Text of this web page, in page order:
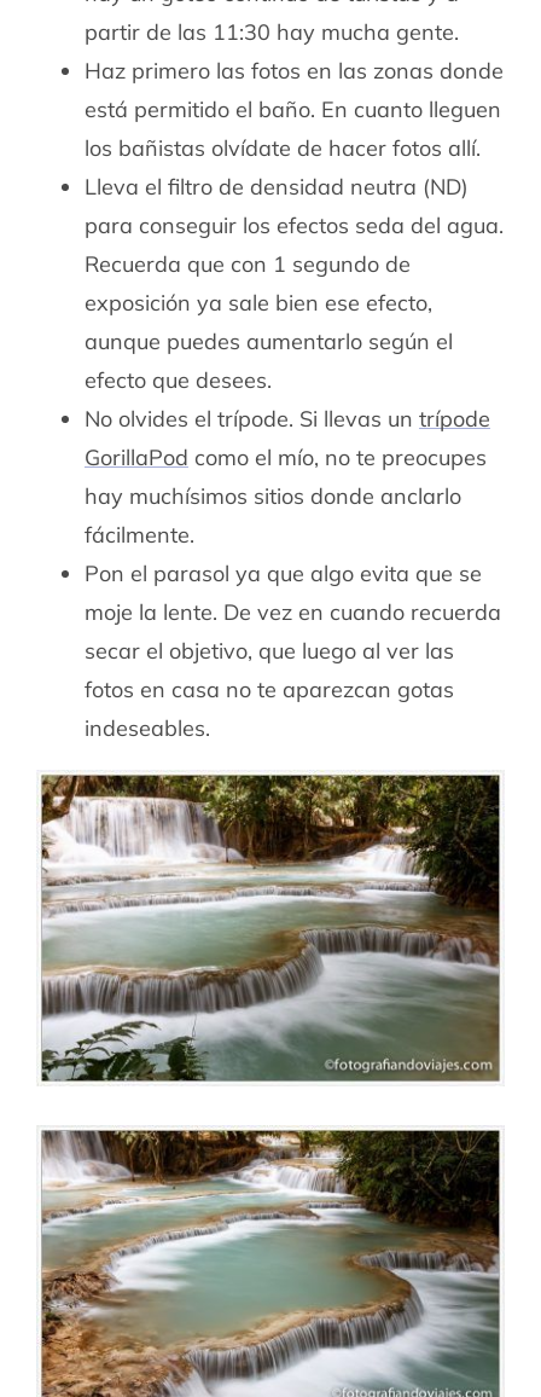
partir de las 11:30 hay mucha gente.
Haz primero las fotos en las zonas donde
está permitido el baño. En cuanto lleguen
los bañistas olvídate de hacer fotos allí.
Lleva el filtro de densidad neutra (ND)
para conseguir los efectos seda del agua.
Recuerda que con 1 segundo de
exposición ya sale bien ese efecto,
aunque puedes aumentarlo según el
efecto que desees.
No olvides el trípode. Si llevas un trípode
GorillaPod como el mío, no te preocupes
hay muchísimos sitios donde anclarlo
fácilmente.
Pon el parasol ya que algo evita que se
moje la lente. De vez en cuando recuerda
secar el objetivo, que luego al ver las
fotos en casa no te aparezcan gotas
indeseables.